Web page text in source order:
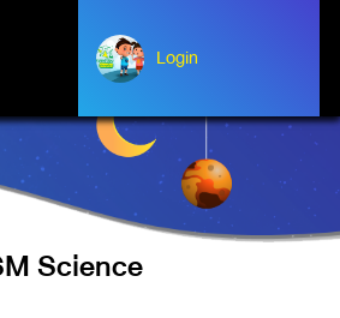
Login
Login
@ THE STREET
Science